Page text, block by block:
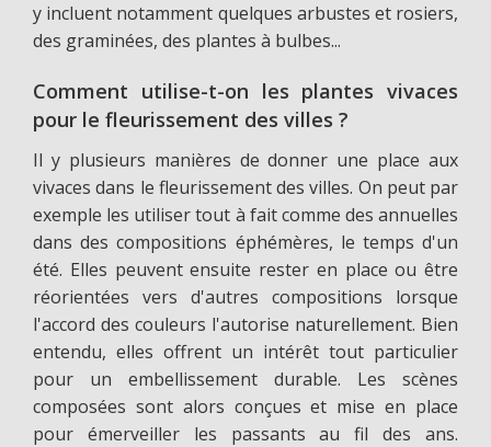
y incluent notamment quelques arbustes et rosiers,
des graminées, des plantes à bulbes...
Comment utilise-t-on les plantes vivaces
pour le fleurissement des villes ?
Il y plusieurs manières de donner une place aux
vivaces dans le fleurissement des villes. On peut par
exemple les utiliser tout à fait comme des annuelles
dans des compositions éphémères, le temps d'un
été. Elles peuvent ensuite rester en place ou être
réorientées vers d'autres compositions lorsque
l'accord des couleurs l'autorise naturellement. Bien
entendu, elles offrent un intérêt tout particulier
pour un embellissement durable. Les scènes
composées sont alors conçues et mise en place
pour émerveiller les passants au fil des ans.